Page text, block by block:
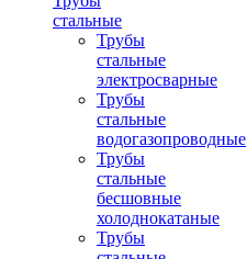
стальные
Трубы
стальные
электросварные
Трубы
стальные
водогазопроводные
Трубы
стальные
бесшовные
холоднокатаные
Трубы